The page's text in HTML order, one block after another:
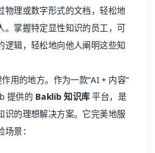
物理或数字形式的文档，轻松地
。掌握特定显性知识的员工，可
逻辑，轻松地向他人阐明这些知
用的地方。作为一款“AI + 内容”
提供的 Baklib 知识库平台，是
识的理想解决方案。它完美地服
景：